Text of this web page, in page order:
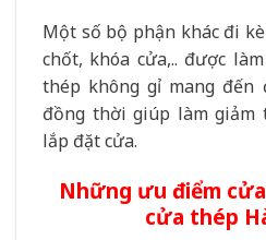
Một số bộ phận khác đi
chốt, khóa cửa,.. được
thép không gỉ mang đến
đồng thời giúp làm
lắp đặt cửa.
Những ưu điểm
cửa thép